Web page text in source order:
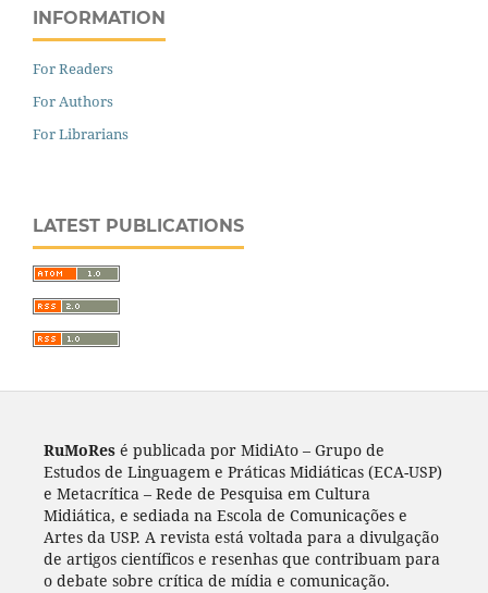
INFORMATION
For Readers
For Authors
For Librarians
LATEST PUBLICATIONS
RuMoResé publicada por MidiAto – Grupo de
Estudos de Linguagem e Práticas Midiáticas (ECA-USP)
e Metacrítica – Rede de Pesquisa em Cultura
Midiática, e sediada na Escola de Comunicações e
Artes da USP. A revista está voltada para a divulgação
de artigos científicos e resenhas que contribuam para
o debate sobre crítica de mídia e comunicação.